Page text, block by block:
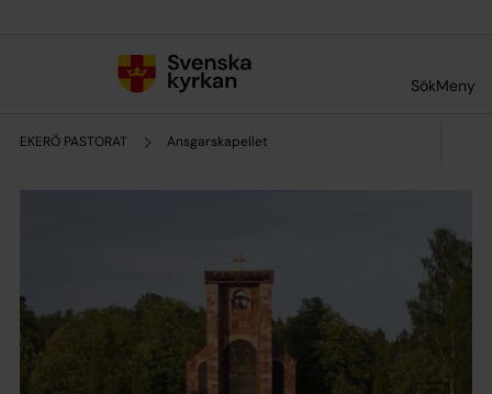
SökMeny
EKERÖ PASTORAT Ansgarskapellet